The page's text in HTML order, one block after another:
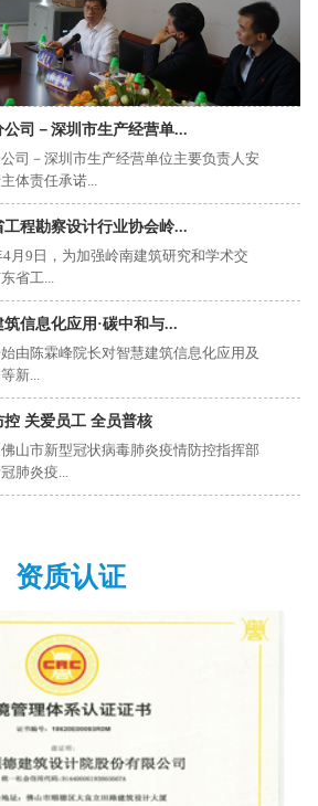
公司－深圳市生产经营单...
司－深圳市生产经营单位主要负责人安
体责任承诺...
工程勘察设计行业协会岭...
4月9日，为加强岭南建筑研究和学术交
省工...
筑信息化应用·碳中和与...
由陈霖峰院长对智慧建筑信息化应用及
新...
控 关爱员工 全员普核
山市新型冠状病毒肺炎疫情防控指挥部
肺炎疫...
资质认证